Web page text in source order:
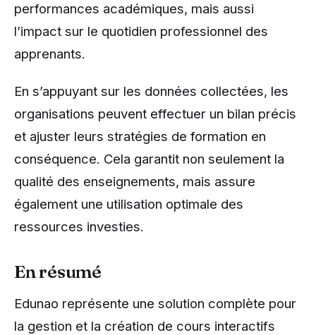
performances académiques, mais aussi
l’impact sur le quotidien professionnel des
apprenants.
En s’appuyant sur les données collectées, les
organisations peuvent effectuer un bilan précis
et ajuster leurs stratégies de formation en
conséquence. Cela garantit non seulement la
qualité des enseignements, mais assure
également une utilisation optimale des
ressources investies.
En résumé
Edunao représente une solution complète pour
la gestion et la création de cours interactifs